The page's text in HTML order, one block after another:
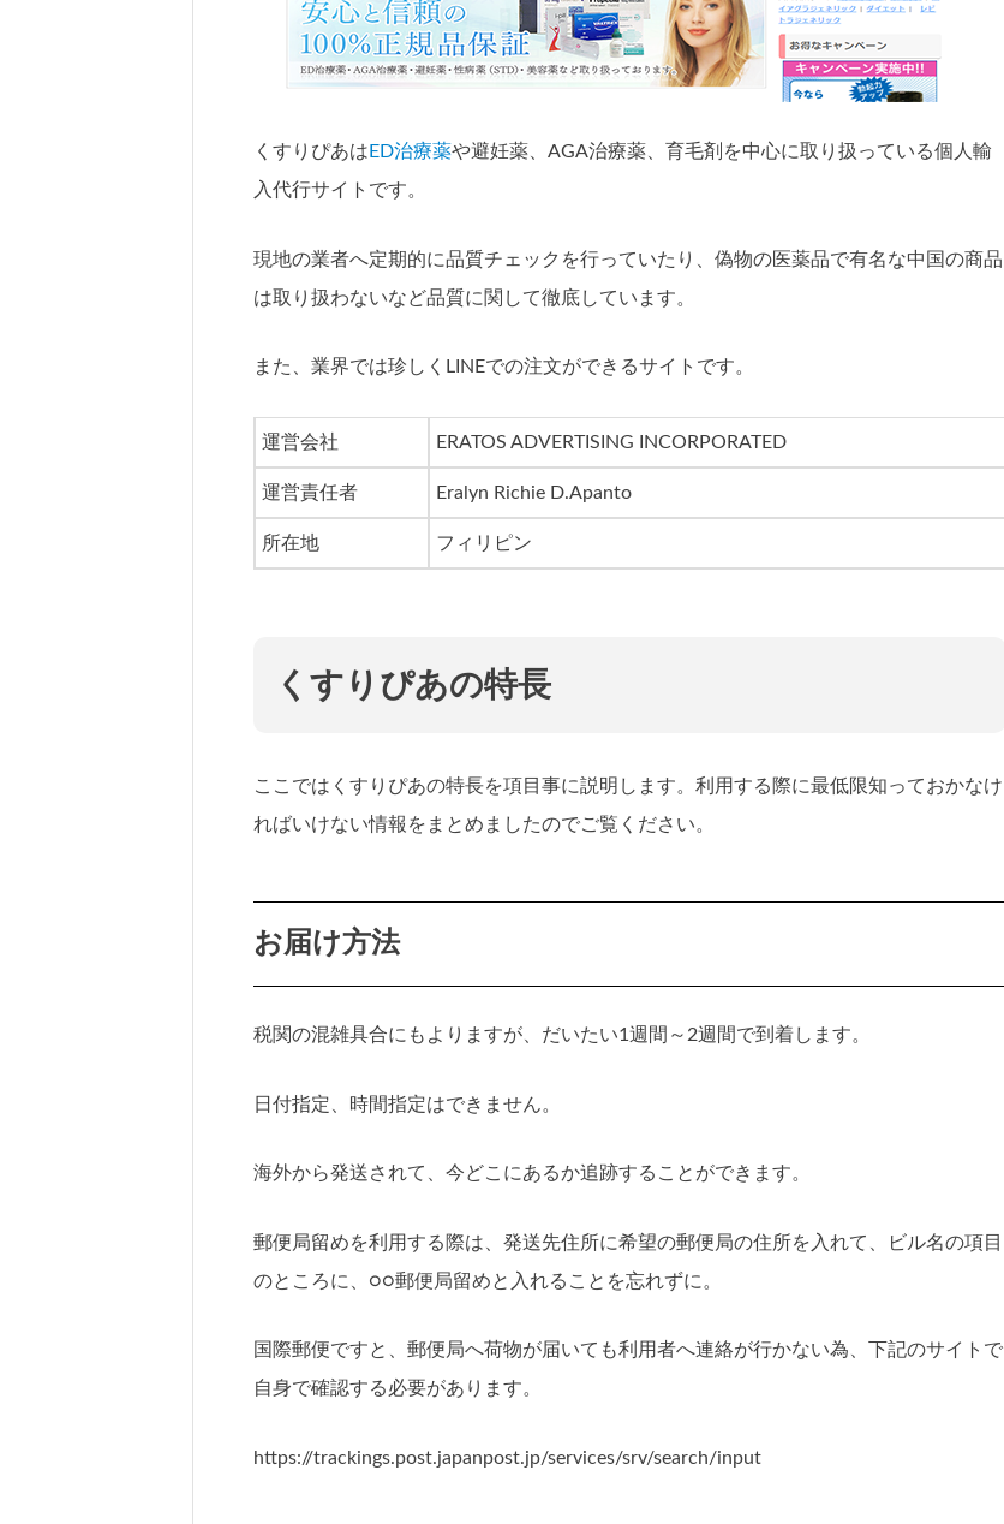
くすりぴあは ED治療薬や避妊薬、AGA治療薬、育毛剤を中心に取り扱っている個人輸
入代行サイトです。
現地の業者へ定期的に品質チェックを行っていたり、偽物の医薬品で有名な中国の商品
は取り扱わないなど品質に関して徹底しています。
また、業界では珍しくLINEでの注文ができるサイトです。
運営会社 ERATOS ADVERTISING INCORPORATED
運営責任者 Eralyn Richie D.Apanto
所在地 フィリピン
くすりぴあの特長
ここではくすりぴあの特長を項目事に説明します。利用する際に最低限知っておかなけ
ればいけない情報をまとめましたのでご覧ください。
お届け方法
税関の混雑具合にもよりますが、だいたい1週間～2週間で到着します。
日付指定、時間指定はできません。
海外から発送されて、今どこにあるか追跡することができます。
郵便局留めを利用する際は、発送先住所に希望の郵便局の住所を入れて、ビル名の項目
のところに、○○郵便局留めと入れることを忘れずに。
国際郵便ですと、郵便局へ荷物が届いても利用者へ連絡が行かない為、下記のサイトで
自身で確認する必要があります。
https://trackings.post.japanpost.jp/services/srv/search/input